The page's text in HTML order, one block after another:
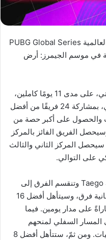
تنطلق يوم غد الخميس بطولة ببجي العالمية PUBG Global Series
في موسم الجيمرز: أرض
وتقام البطولة في بوليفارد رياض سيتي، على مدى 11 يومًا كاملين،
من 10 وحتى 20 من أغسطس الجاري، بمشاركة 24 فريقًا من أفضل
والحصول على أكبر حصة من
الفريق الفائز بالمركز
دولار، فيما سيحصل المركز الثاني والثالث
وستُلعب جميع المباريات على خريطة Taego وتنقسم الفرق إلى
ثلاث مجموعات، كل مجموعة تضم ثمانية فرق، وسيتأهل أفضل 16
إلى المسار العلوي للعب 12 مباراةً على مدار يومين. فيما
المسار السفلي لمنحهم
فرصة أخيرة لحجز مقعدهم في النهائيات. ومن ثمّ، ستتأهل أفضل 8